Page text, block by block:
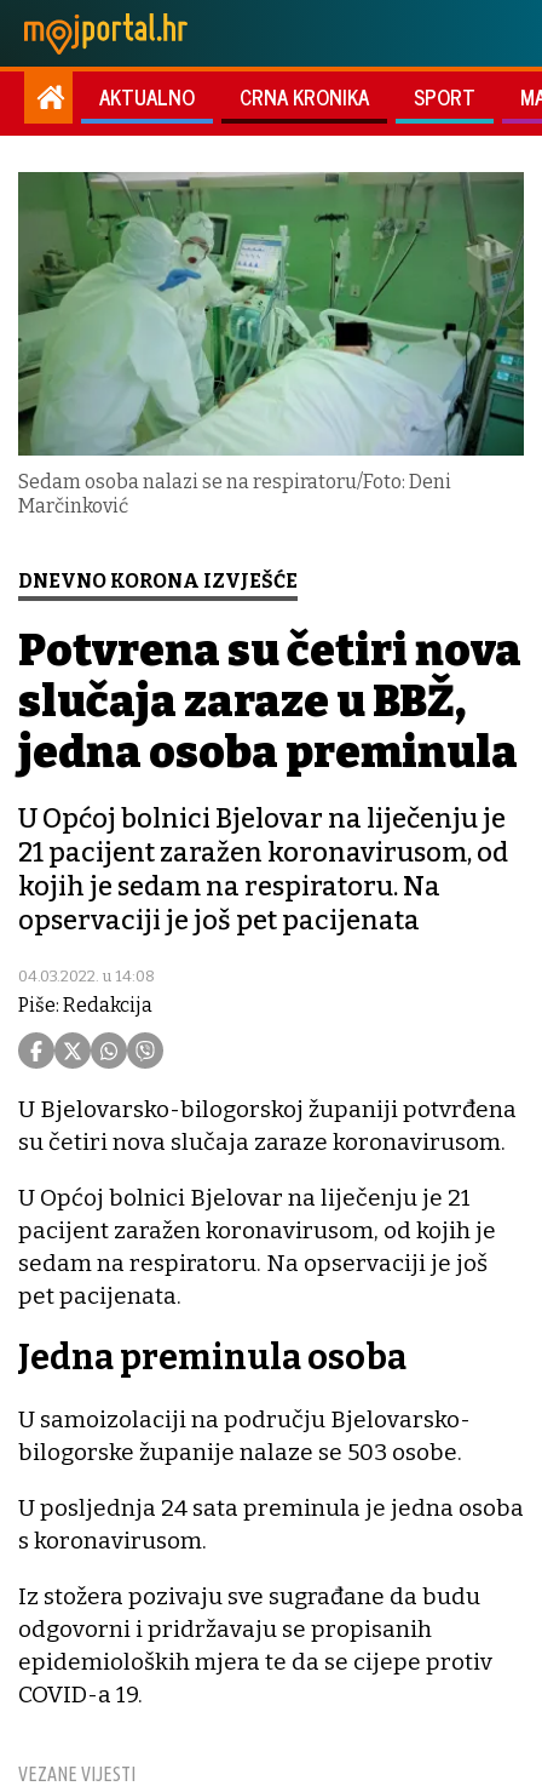
AKTUALNO CRNA KRONIKA SPORT
Sedam osoba nalazi se na respiratoru/Foto: Deni
Marčinković
DNEVNO KORONA IZVJEŠĆE
Potvrđena su četiri nova
slučaja zaraze u BBŽ,
jedna osoba preminula
U Općoj bolnici Bjelovar na liječenju je
21 pacijent zaražen koronavirusom, od
kojih je sedam na respiratoru. Na
opservaciji je još pet pacijenata
04.03.2022. u 14:08
Piše: Redakcija
VEZANE VIJESTI
U Bjelovarsko-bilogorskoj županiji potvrđena
su četiri nova slučaja zaraze koronavirusom.
U Općoj bolnici Bjelovar na liječenju je 21
pacijent zaražen koronavirusom, od kojih je
sedam na respiratoru. Na opservaciji je još
pet pacijenata.
Jedna preminula osoba
U samoizolaciji na području Bjelovarsko-
bilogorske županije nalaze se 503 osobe.
U posljednja 24 sata preminula je jedna osoba
s koronavirusom.
Iz stožera pozivaju sve sugrađane da budu
odgovorni i pridržavaju se propisanih
epidemioloških mjera te da se cijepe protiv
COVID-a 19.